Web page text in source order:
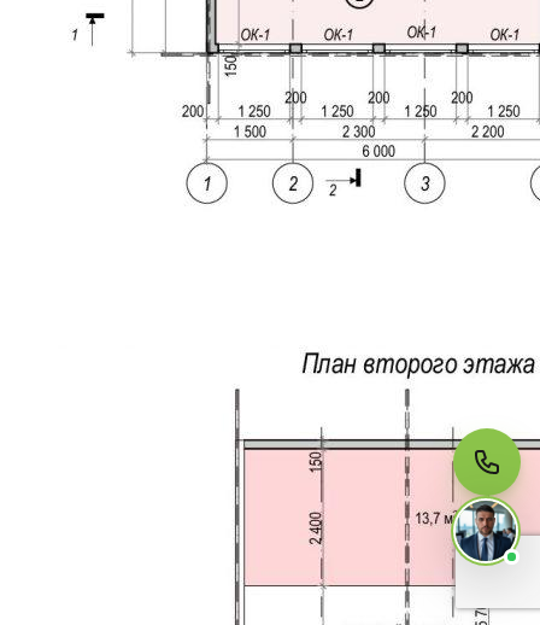
МЫ НА СВЯЗИ
Пишите нам